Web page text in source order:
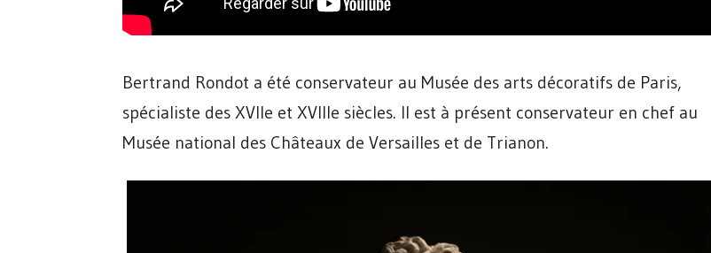
Bertrand Rondot a été conservateur au Musée des arts décoratifs de Paris,
spécialiste des XVIIe et XVIIIe siècles. Il est à présent conservateur en chef au
Musée national des Châteaux de Versailles et de Trianon.